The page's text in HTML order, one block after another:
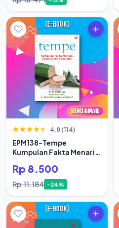
4.8 (114)
EPM138-Tempe
Kumpulan Fakta Menarik
Rp 8.500
Rp 11.184 -24%